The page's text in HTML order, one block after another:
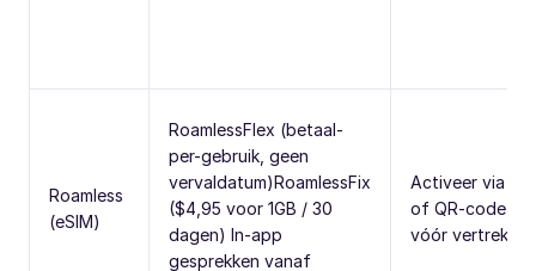
Roamless
(eSIM)
RoamlessFlex (betaal-
per-gebruik, geen
vervaldatum)RoamlessFix
($4,95 voor 1GB / 30
dagen) In-app
gesprekken vanaf
Activeer via
of QR-code
vóór vertrek